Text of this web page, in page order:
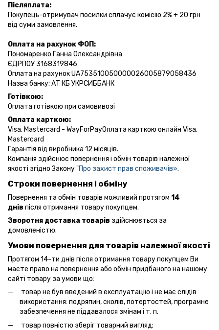
Післяплата:
Покупець-отримувач посилки сплачує комісію 2% + 20 грн
від суми замовлення.
Оплата на рахунок ФОП:
Пономаренко Ганна Олександрівна
ЄДРПОУ 3168319846
Оплата на рахунок UA753510050000026005879058436
Назва банку: АТ КБ УКРСИББАНК
Готівкою:
Оплата готівкою при самовивозі
Оплата карткою:
Visa, Mastercard - WayForPayОплата карткою онлайн Visa,
Mastercard
Гарантія від виробника 12 місяців.
Компанія здійснює повернення і обмін товарів належної
якості згідно Закону"Про захист прав споживачів».
Строки повернення і обміну
Повернення та обмін товарів можливий протягом 14
днів після отримання товару покупцем.
Зворотня доставка товарів здійснюється за
домовленістю.
Умови повернення для товарів належної якості
Протягом 14-ти днів після отримання товару покупцем Ви
маєте право на повернення або обмін придбаного на нашому
сайті товару за умови що:
товар не був введений в експлуатацію і не має слідів
використання: подряпин, сколів, потертостей, програмне
забезпечення не піддавалося змінам і т. п.
товар повністю зберіг товарний вигляд;